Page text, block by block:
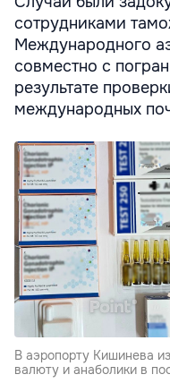
сотрудниками
Международного
совместно с
результате
международных
В аэропорту Кишинева
валюту и анаболики в